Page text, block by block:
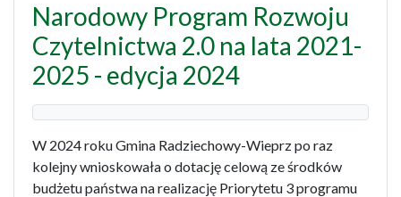
Narodowy Program Rozwoju
Czytelnictwa 2.0 na lata 2021-
2025 - edycja 2024
W 2024 roku Gmina Radziechowy-Wieprz po raz
kolejny wnioskowała o dotację celową ze środków
budżetu państwa na realizację Priorytetu 3 programu